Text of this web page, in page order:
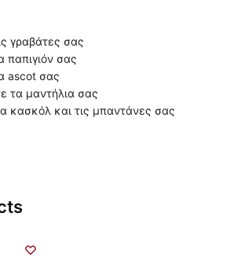
γραβάτες σας
παπιγιόν σας
ascot σας
τα μαντήλια σας
κασκόλ και τις μπαντάνες σας